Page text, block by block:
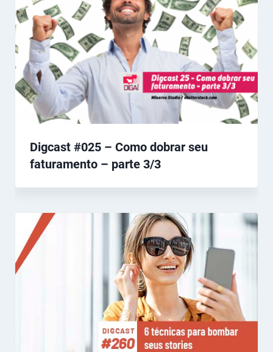
Digcast #025 – Como dobrar seu
faturamento – parte 3/3